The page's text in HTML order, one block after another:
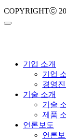
COPYRIGHTⓒ
기업 소개
기업
경영
기술 소개
기술
제품
언론보도
언론